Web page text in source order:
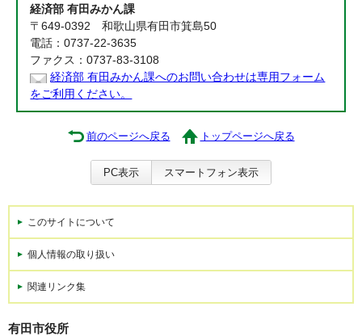
経済部 有田みかん課
〒649-0392 和歌山県有田市箕島50
電話：0737-22-3635
ファクス：0737-83-3108
経済部 有田みかん課へのお問い合わせは専用フォーム
をご利用ください。
前のページへ戻る トップページへ戻る
PC表示 スマートフォン表示
このサイトについて
個人情報の取り扱い
関連リンク集
有田市役所